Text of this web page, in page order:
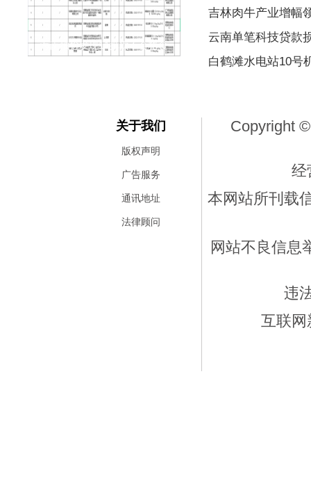
海南抽检发现11批次不合格食
吉林肉牛产业增幅
云南单笔科技贷款
白鹤滩水电站10号
关于我们
版权声明
广告服务
通讯地址
法律顾问
Copyright
经
本网站所刊载
网站不良信息
违
互联网